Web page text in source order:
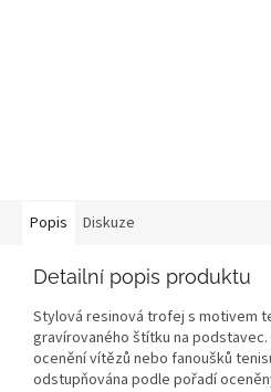
Popis Diskuze
Detailní popis produktu
Stylová resinová trofej s motivem
gravírovaného štítku na
ocenění vítězů nebo fanoušků
odstupňována podle pořadí